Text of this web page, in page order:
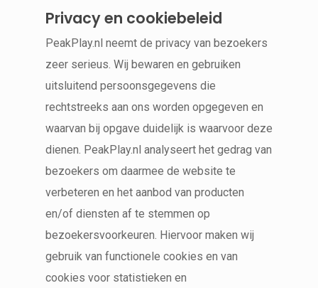
Privacy en cookiebeleid
PeakPlay.nl neemt de privacy van bezoekers
zeer serieus. Wij bewaren en gebruiken
uitsluitend persoonsgegevens die
rechtstreeks aan ons worden opgegeven en
waarvan bij opgave duidelijk is waarvoor deze
dienen. PeakPlay.nl analyseert het gedrag van
bezoekers om daarmee de website te
verbeteren en het aanbod van producten
en/of diensten af te stemmen op
bezoekersvoorkeuren. Hiervoor maken wij
gebruik van functionele cookies en van
cookies voor statistieken en